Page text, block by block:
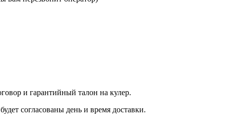
и гарантийный талон на кулер.
согласованы день и время доставки.